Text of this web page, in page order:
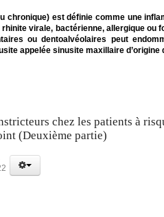
chronique) est définie comme une
virale, bactérienne, allergique ou
ou dentoalvéolaires peut
appelée sinusite maxillaire d’origine
chez les patients à
(Deuxième partie)